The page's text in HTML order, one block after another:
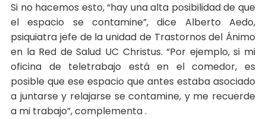
Si no hacemos esto, “hay una alta posibilidad de que
el espacio se contamine”, dice Alberto Aedo,
psiquiatra jefe de la unidad de Trastornos del Ánimo
en la Red de Salud UC Christus. “Por ejemplo, si mi
oficina de teletrabajo está en el comedor, es
posible que ese espacio que antes estaba asociado
a juntarse y relajarse se contamine, y me recuerde
a mi trabajo”, complementa .